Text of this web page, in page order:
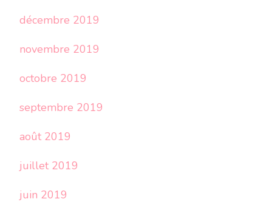
décembre 2019
novembre 2019
octobre 2019
septembre 2019
août 2019
juillet 2019
juin 2019